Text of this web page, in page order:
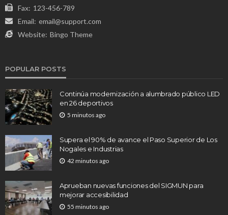
Fax: 123-456-789
Email: email@support.com
Website: Bingo Theme
POPULAR POSTS
Continúa modernización a alumbrado público LED
en 26 deportivos
5 minutos ago
Supera el 90% de avance el Paso Superior de Los
Nogales e Industrias
42 minutos ago
Aprueban nuevas funciones del SIGMUN para
mejorar accesibilidad
55 minutos ago